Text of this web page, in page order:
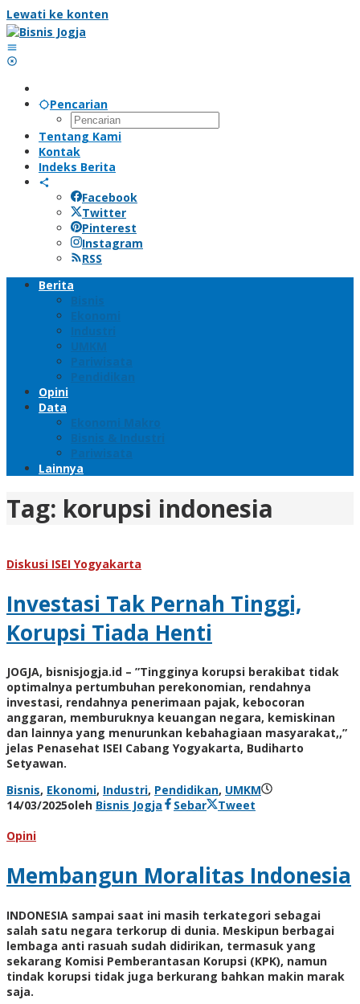
Lewati ke konten
Pencarian
Tentang Kami
Kontak
Indeks Berita
Facebook
Twitter
Pinterest
Instagram
RSS
Berita
Bisnis
Ekonomi
Industri
UMKM
Pariwisata
Pendidikan
Opini
Data
Ekonomi Makro
Bisnis & Industri
Pariwisata
Lainnya
Tag: korupsi indonesia
Diskusi ISEI Yogyakarta
Investasi Tak Pernah Tinggi,
Korupsi Tiada Henti
JOGJA, bisnisjogja.id – ”Tingginya korupsi berakibat tidak
optimalnya pertumbuhan perekonomian, rendahnya
investasi, rendahnya penerimaan pajak, kebocoran
anggaran, memburuknya keuangan negara, kemiskinan
dan lainnya yang menurunkan kebahagiaan masyarakat,,”
jelas Penasehat ISEI Cabang Yogyakarta, Budiharto
Setyawan.
Bisnis, Ekonomi, Industri, Pendidikan, UMKM
14/03/2025oleh Bisnis Jogja Sebar
Tweet
Opini
Membangun Moralitas Indonesia
INDONESIA sampai saat ini masih terkategori sebagai
salah satu negara terkorup di dunia. Meskipun berbagai
lembaga anti rasuah sudah didirikan, termasuk yang
sekarang Komisi Pemberantasan Korupsi (KPK), namun
tindak korupsi tidak juga berkurang bahkan makin marak
saja.